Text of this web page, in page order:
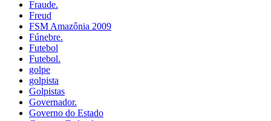
Fraude.
Freud
FSM Amazônia 2009
Fúnebre.
Futebol
Futebol.
golpe
golpista
Golpistas
Governador.
Governo do Estado